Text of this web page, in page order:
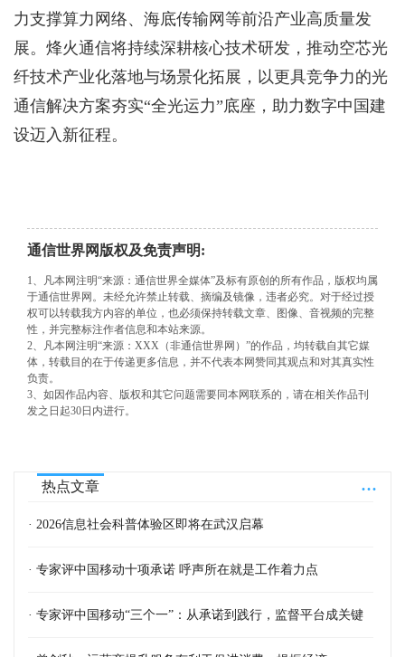
力支撑算力网络、海底传输网等前沿产业高质量发
展。烽火通信将持续深耕核心技术研发，推动空芯光
纤技术产业化落地与场景化拓展，以更具竞争力的光
通信解决方案夯实“全光运力”底座，助力数字中国建
设迈入新征程。
通信世界网版权及免责声明:
1、凡本网注明“来源：通信世界全媒体”及标有原创的所有作品，版权均属
于通信世界网。未经允许禁止转载、摘编及镜像，违者必究。对于经过授
权可以转载我方内容的单位，也必须保持转载文章、图像、音视频的完整
性，并完整标注作者信息和本站来源。
2、凡本网注明“来源：XXX（非通信世界网）”的作品，均转载自其它媒
体，转载目的在于传递更多信息，并不代表本网赞同其观点和对其真实性
负责。
3、如因作品内容、版权和其它问题需要同本网联系的，请在相关作品刊
发之日起30日内进行。
...
热点文章
· 2026信息社会科普体验区即将在武汉启幕
· 专家评中国移动十项承诺 呼声所在就是工作着力点
· 专家评中国移动“三个一”：从承诺到践行，监督平台成关键